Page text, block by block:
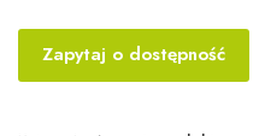
Zapytaj o dostępność